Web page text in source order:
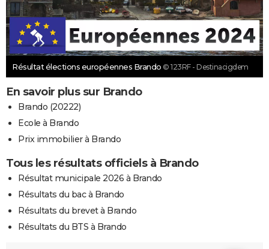
Résultat élections européennes Brando © 123RF - Destinacigdem
En savoir plus sur Brando
Brando (20222)
Ecole à Brando
Prix immobilier à Brando
Tous les résultats officiels à Brando
Résultat municipale 2026 à Brando
Résultats du bac à Brando
Résultats du brevet à Brando
Résultats du BTS à Brando